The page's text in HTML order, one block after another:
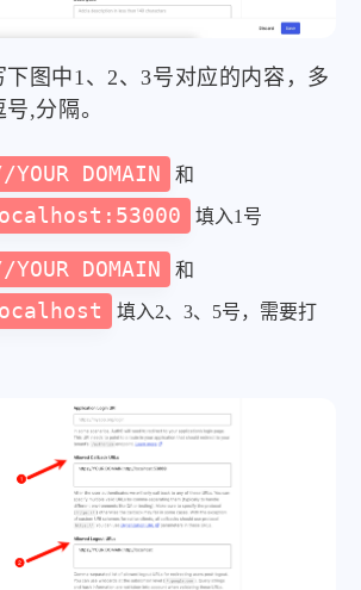
图中1、2、3号对应的内容，多
,分隔。
DOMAIN 和
填入1号
DOMAIN 和
填入2、3、5号，需要打